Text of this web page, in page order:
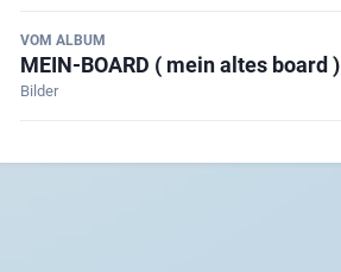
VOM ALBUM
MEIN-BOARD ( mein altes board )
Bilder